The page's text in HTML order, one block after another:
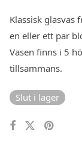
Klassisk glasvas
en eller ett par
Vasen finns i 5
tillsammans.
Slut i lager